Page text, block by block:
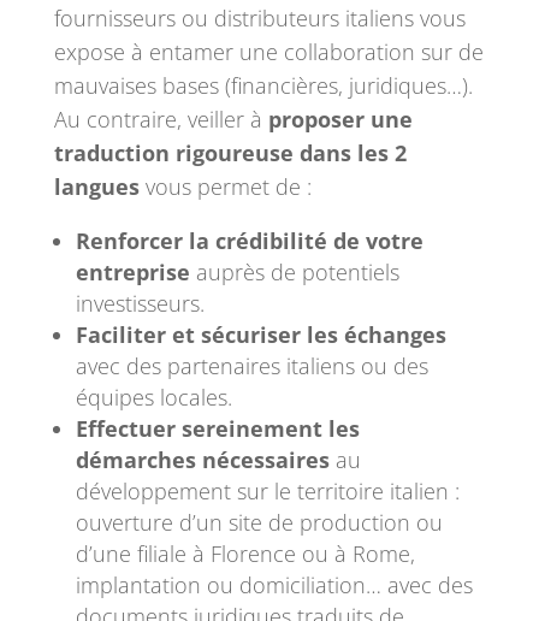
fournisseurs ou distributeurs italiens vous
expose à entamer une collaboration sur de
mauvaises bases (financières, juridiques…).
Au contraire, veiller à proposer une
traduction rigoureuse dans les 2
languesvous permet de :
Renforcer la crédibilité de votre
entreprise auprès de potentiels
investisseurs.
Faciliter et sécuriser les échanges
avec des partenaires italiens ou des
équipes locales.
Effectuer sereinement les
démarches nécessairesau
développement sur le territoire italien :
ouverture d’un site de production ou
d’une filiale à Florence ou à Rome,
implantation ou domiciliation… avec des